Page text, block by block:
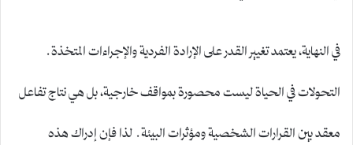
في النهاية، يعتمد تغيير القدر على الإرادة الفردية والإجراءات المتخذة.
التحولات في الحياة ليست محصورة بمواقف خارجية، بل هي نتاج تفاعل
معقد بين القرارات الشخصية ومؤثرات البيئة. لذا فإن إدراك هذه